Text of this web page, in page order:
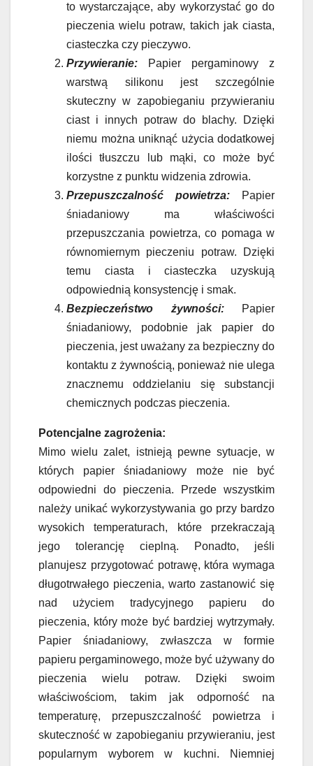
to wystarczające, aby wykorzystać go do
pieczenia wielu potraw, takich jak ciasta,
ciasteczka czy pieczywo.
Przywieranie:
Papier pergaminowy z
warstwą silikonu jest szczególnie
skuteczny w zapobieganiu przywieraniu
ciast i innych potraw do blachy. Dzięki
niemu można uniknąć użycia dodatkowej
ilości tłuszczu lub mąki, co może być
korzystne z punktu widzenia zdrowia.
Przepuszczalność powietrza: Papier
śniadaniowy ma właściwości
przepuszczania powietrza, co pomaga w
równomiernym pieczeniu potraw. Dzięki
temu ciasta i ciasteczka uzyskują
odpowiednią konsystencję i smak.
Bezpieczeństwo żywności:Papier
śniadaniowy, podobnie jak papier do
pieczenia, jest uważany za bezpieczny do
kontaktu z żywnością, ponieważ nie ulega
znacznemu oddzielaniu się substancji
chemicznych podczas pieczenia.
Potencjalne zagrożenia:
Mimo wielu zalet, istnieją pewne sytuacje, w
których papier śniadaniowy może nie być
odpowiedni do pieczenia. Przede wszystkim
należy unikać wykorzystywania go przy bardzo
wysokich temperaturach, które przekraczają
jego tolerancję cieplną. Ponadto, jeśli
planujesz przygotować potrawę, która wymaga
długotrwałego pieczenia, warto zastanowić się
nad użyciem tradycyjnego papieru do
pieczenia, który może być bardziej wytrzymały.
Papier śniadaniowy, zwłaszcza w formie
papieru pergaminowego, może być używany do
pieczenia wielu potraw. Dzięki swoim
właściwościom, takim jak odporność na
temperaturę, przepuszczalność powietrza i
skuteczność w zapobieganiu przywieraniu, jest
popularnym wyborem w kuchni. Niemniej